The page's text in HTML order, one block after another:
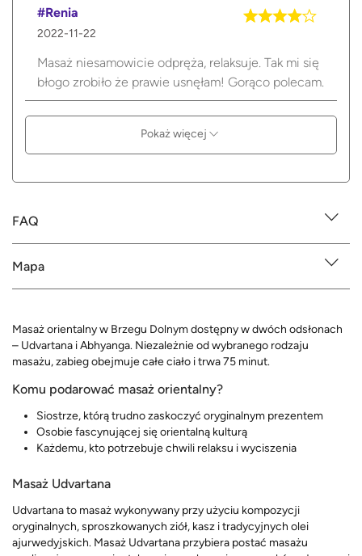
#Renia
2022-11-22
Masaż niesamowicie odpręża, relaksuje. Tak mi się
błogo zrobiło że prawie usnęłam! Gorąco polecam.
Pokaż więcej
FAQ
Mapa
Masaż orientalny w Brzegu Dolnym dostępny w dwóch odsłonach
– Udvartana i Abhyanga. Niezależnie od wybranego rodzaju
masażu, zabieg obejmuje całe ciało i trwa 75 minut.
Komu podarować masaż orientalny?
Siostrze, którą trudno zaskoczyć oryginalnym prezentem
Osobie fascynującej się orientalną kulturą
Każdemu, kto potrzebuje chwili relaksu i wyciszenia
Masaż Udvartana
Udvartana to masaż wykonywany przy użyciu kompozycji
oryginalnych, sproszkowanych ziół, kasz i tradycyjnych olei
ajurwedyjskich. Masaż Udvartana przybiera postać masażu